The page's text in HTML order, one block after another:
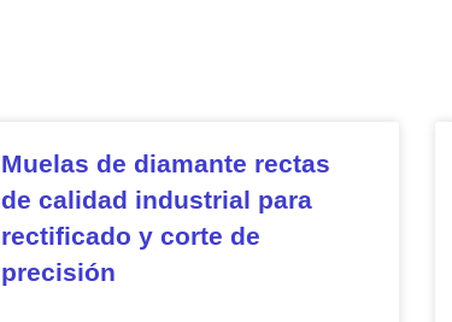
Muelas de diamante rectas
de calidad industrial para
rectificado y corte de
precisión